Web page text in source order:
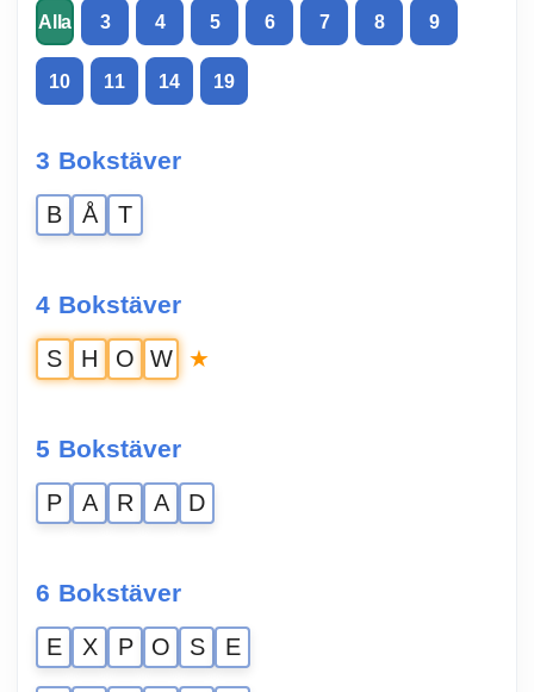
Alla 3 4 5 6 7 8 9
10 11 14 19
3 Bokstäver
B Å T
4 Bokstäver
S H O W ★
5 Bokstäver
P A R A D
6 Bokstäver
E X P O S E